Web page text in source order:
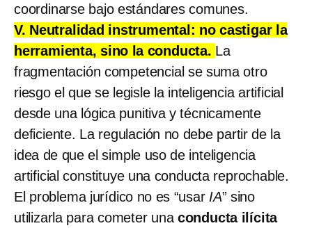
coordinarse bajo estándares comunes.
V. Neutralidad instrumental: no castigar la
herramienta, sino la conducta. La
fragmentación competencial se suma otro
riesgo el que se legisle la inteligencia artificial
desde una lógica punitiva y técnicamente
deficiente. La regulación no debe partir de la
idea de que el simple uso de inteligencia
artificial constituye una conducta reprochable.
El problema jurídico no es “usar IA” sino
utilizarla para cometer una conducta ilícita